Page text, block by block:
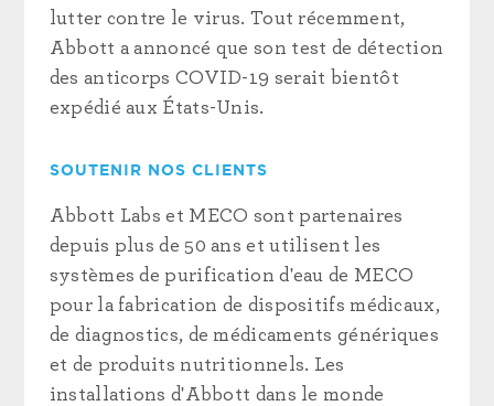
lutter contre le virus. Tout récemment,
Abbott a annoncé que son test de détection
des anticorps COVID-19 serait bientôt
expédié aux États-Unis.
SOUTENIR NOS CLIENTS
Abbott Labs et MECO sont partenaires
depuis plus de 50 ans et utilisent les
systèmes de purification d'eau de MECO
pour la fabrication de dispositifs médicaux,
de diagnostics, de médicaments génériques
et de produits nutritionnels. Les
installations d'Abbott dans le monde